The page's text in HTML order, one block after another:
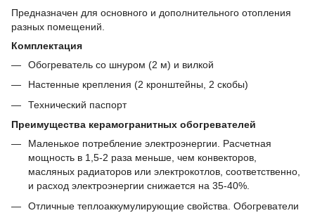
Предназначен для основного и дополнительного отопления
разных помещений.
Комплектация
Обогреватель со шнуром (2 м) и вилкой
Настенные крепления (2 кронштейны, 2 скобы)
Технический паспорт
Преимущества керамогранитных обогревателей
Маленькое потребление электроэнергии. Расчетная
мощность в 1,5-2 раза меньше, чем конвекторов,
масляных радиаторов или электрокотлов, соответственно,
и расход электроэнергии снижается на 35-40%.
Отличные теплоаккумулирующие свойства. Обогреватели